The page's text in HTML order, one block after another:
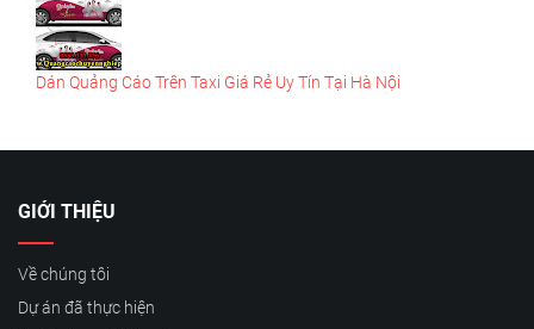
Dán Quảng Cáo Trên Taxi Giá Rẻ Uy Tín Tại Hà Nội
GIỚI THIỆU
Về chúng tôi
Dự án đã thực hiện